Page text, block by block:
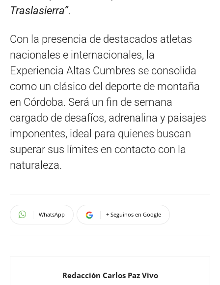
Traslasierra”.
Con la presencia de destacados atletas
nacionales e internacionales, la
Experiencia Altas Cumbres se consolida
como un clásico del deporte de montaña
en Córdoba. Será un fin de semana
cargado de desafíos, adrenalina y paisajes
imponentes, ideal para quienes buscan
superar sus límites en contacto con la
naturaleza.
WhatsApp + Seguinos en Google
Redacción Carlos Paz Vivo